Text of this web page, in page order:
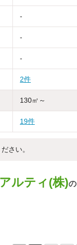
-
-
-
2件
130㎡～
19件
さい。
ルティ(株)の